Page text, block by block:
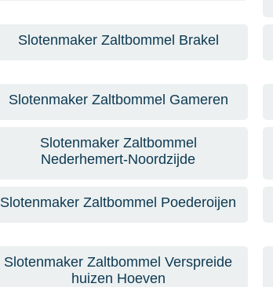
Slotenmaker Zaltbommel Brakel
Slotenmaker Zaltbommel Gameren
Slotenmaker Zaltbommel
Nederhemert-Noordzijde
Slotenmaker Zaltbommel Poederoijen
Slotenmaker Zaltbommel Verspreide
huizen Hoeven